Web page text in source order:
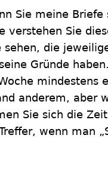
Sie meine Briefe
verstehen Sie
sehen, die
Gründe
mindestens
anderem, aber
Sie sich die
wenn man